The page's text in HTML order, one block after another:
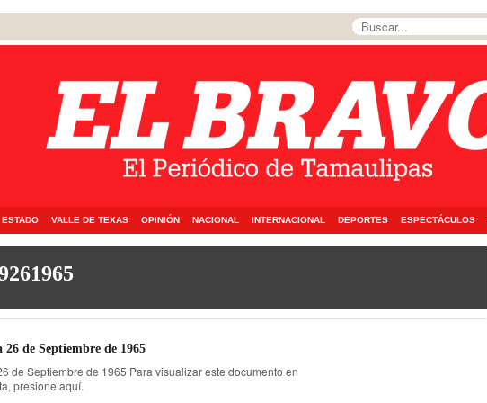
ESTADO VALLE DE TEXAS OPINIÓN NACIONAL INTERNACIONAL DEPORTES ESPECTÁCULOS
de Septiembre de 1965
de Septiembre de 1965 Para visualizar este documento en
presione aquí.